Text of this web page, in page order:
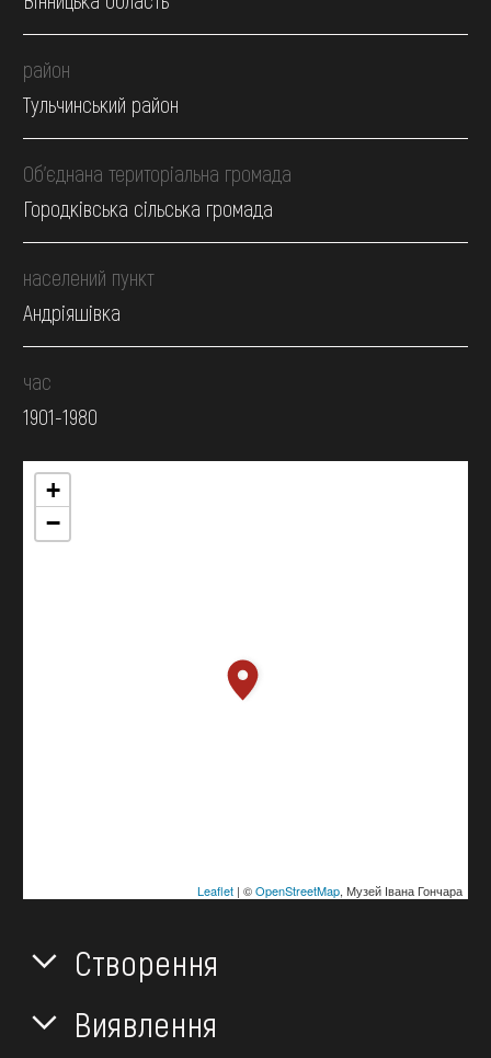
район
Тульчинський район
Об’єднана територіальна громада
Городківська сільська громада
населений пункт
Андріяшівка
час
1901-1980
+
−
Leaflet| ©OpenStreetMap, Музей Івана Гончара
Створення
Виявлення